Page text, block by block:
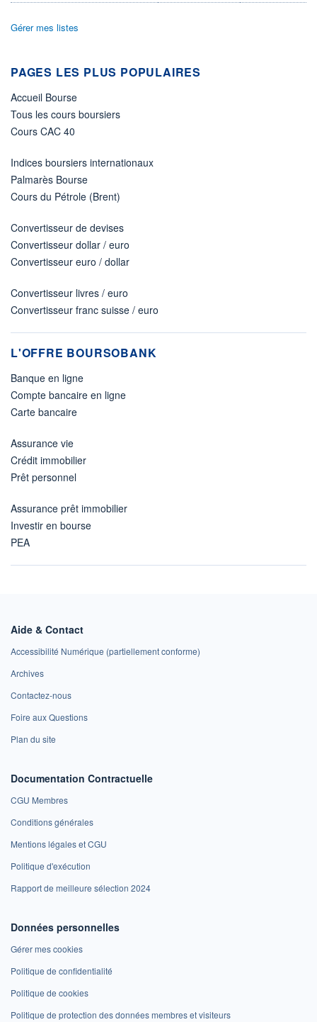
Gérer mes listes
PAGES LES PLUS POPULAIRES
Accueil Bourse
Tous les cours boursiers
Cours CAC 40
Indices boursiers internationaux
Palmarès Bourse
Cours du Pétrole (Brent)
Convertisseur de devises
Convertisseur dollar / euro
Convertisseur euro / dollar
Convertisseur livres / euro
Convertisseur franc suisse / euro
L'OFFRE BOURSOBANK
Banque en ligne
Compte bancaire en ligne
Carte bancaire
Assurance vie
Crédit immobilier
Prêt personnel
Assurance prêt immobilier
Investir en bourse
PEA
Aide & Contact
Accessibilité Numérique (partiellement conforme)
Archives
Contactez-nous
Foire aux Questions
Plan du site
Documentation Contractuelle
CGU Membres
Conditions générales
Mentions légales et CGU
Politique d'exécution
Rapport de meilleure sélection 2024
Données personnelles
Gérer mes cookies
Politique de confidentialité
Politique de cookies
Politique de protection des données membres et visiteurs